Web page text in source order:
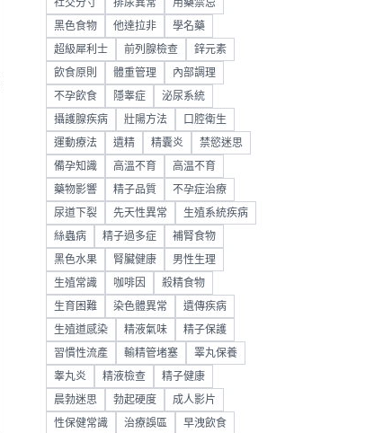
社交分寸 排尿異常 用藥禁忌
黑色食物 他達拉非 學名藥
超級犀利士 前列腺檢查 鋅元素
飲食原則 體重管理 內部調理
不孕飲食 隱睾症 泌尿系統
攝護腺疾病 壯陽方法 口腔衛生
運動療法 遺精 精囊炎 禁慾迷思
備孕知識 高溫不育 高温不育
藥物影響 精子品質 不孕症治療
尿道下裂 先天性異常 生殖系統疾病
絲蟲病 精子過多症 補腎食物
黑色水果 腎臟健康 男性生理
生殖常識 咖啡因 殺精食物
生育困難 染色體異常 遺傳疾病
生殖道感染 精液氣味 精子保護
習慣性流產 輸精管堵塞 睪丸保養
睾丸炎 精液檢查 精子健康
晨勃迷思 勃起硬度 成人影片
性保健常識 治療誤區 早洩飲食